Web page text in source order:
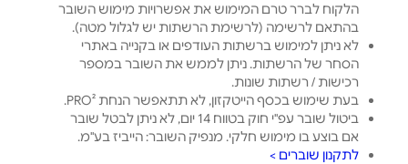
הלקוח לברר טרם המימוש את אפשרויות מימוש השובר
בהתאם לרשימה (לרשימת הרשתות יש לגלול מטה).
לא ניתן למימוש ברשתות העודפים או בקנייה באתרי
הסחר של הרשתות. ניתן לממש את השובר במספר
רכישות / רשתות שונות.
בעת שימוש בכסף הייטקזון, לא תתאפשר הנחת PRO².
ביטול שובר עפ"י חוק בטווח 14 יום, לא ניתן לבטל שובר
אם בוצע בו מימוש חלקי. מנפיק השובר: הייביז בע"מ.
לתקנון שוברים >